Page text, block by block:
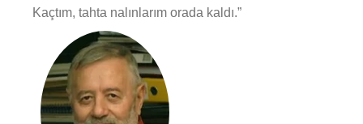
Kaçtım, tahta nalınlarım orada kaldı.”